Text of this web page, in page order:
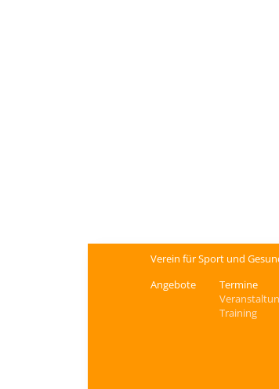
Verein für Sport und
Angebote
Termine
Training